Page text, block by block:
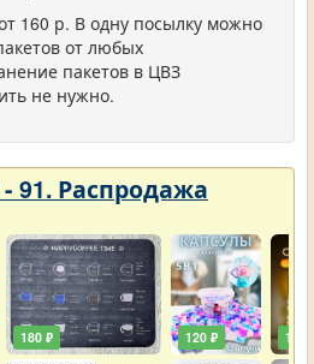
160 р. В одну посылку можно
от любых
пакетов в ЦВЗ
не нужно.
91. Распродажа
180 ₽ 120 ₽ 129